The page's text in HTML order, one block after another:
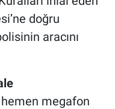
doğru
aracını
megafon